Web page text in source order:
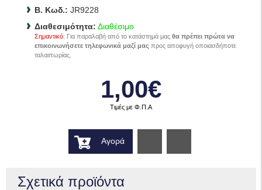
B. Κωδ.: JR9228
Διαθεσιμότητα: Διαθέσιμο
Σημαντικό: Για παραλαβή από το κατάστημά μας θα πρέπει πρώτα να
επικοινωνήσετε τηλεφωνικά μαζί μας προς αποφυγή οποιασδήποτε
ταλαιπωρίας.
1,00€
Τιμές με Φ.Π.Α
Αγορά
Σχετικά προϊόντα